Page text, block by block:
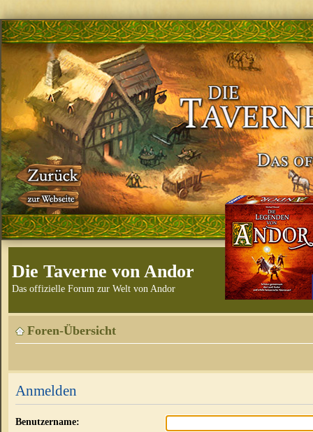
Die Taverne von Andor
Das offizielle Forum zur Welt von Andor
Foren-Übersicht
Anmelden
Benutzername: